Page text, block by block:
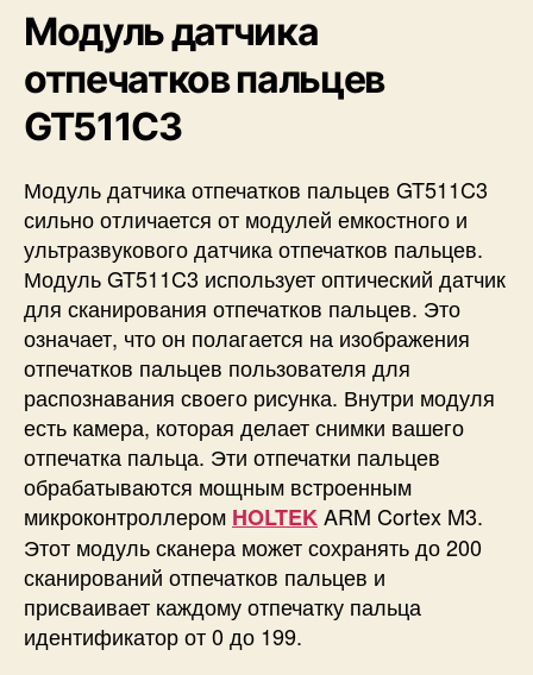
Модуль датчика
отпечатков пальцев
GT511C3
Модуль датчика отпечатков пальцев GT511C3
сильно отличается от модулей емкостного и
ультразвукового датчика отпечатков пальцев.
Модуль GT511C3 использует оптический датчик
для сканирования отпечатков пальцев. Это
означает, что он полагается на изображения
отпечатков пальцев пользователя для
распознавания своего рисунка. Внутри модуля
есть камера, которая делает снимки вашего
отпечатка пальца. Эти отпечатки пальцев
обрабатываются мощным встроенным
микроконтроллером HOLTEKARM Cortex M3.
Этот модуль сканера может сохранять до 200
сканирований отпечатков пальцев и
присваивает каждому отпечатку пальца
идентификатор от 0 до 199.